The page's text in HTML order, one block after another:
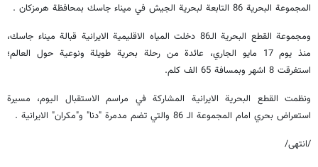
المجموعة البحرية 86 التابعة لبحرية الجيش في ميناء جاسك بمحافظة هرمزكان .
ومجموعة القطع البحرية الـ86 دخلت المياه الاقليمية الايرانية قبالة ميناء جاسك،
منذ يوم 17 مايو الجاري، عائدة من رحلة بحرية طويلة ونوعية حول العالم؛
استغرقت 8 اشهر وبمسافة 65 الف كلم.
ونظمت القطع البحرية الايرانية المشاركة في مراسم الاستقبال اليوم، مسيرة
استعراض بحري امام المجموعة الـ 86 والتي تضم مدمرة "دنا" و"مكران" الايرانية .
/انتهى/